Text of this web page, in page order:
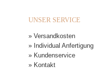
UNSER SERVICE
» Versandkosten
» Individual Anfertigung
» Kundenservice
» Kontakt